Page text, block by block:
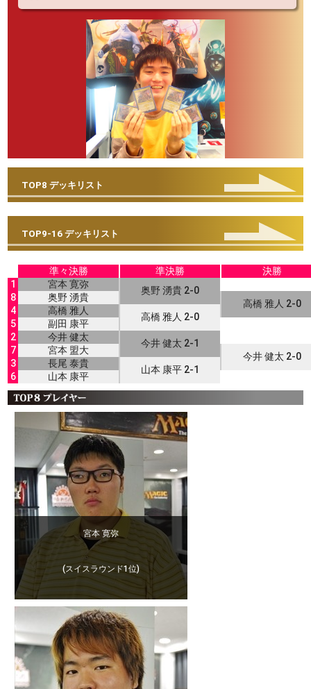
TOP8 デッキリスト
TOP9-16 デッキリスト
準々決勝 準決勝
決勝
1
宮本 寛弥
奥野 湧貴 2-0
8 奥野 湧貴
高橋 雅人 2-0
4 高橋 雅人
高橋 雅人 2-0
5
副田 康平
2
今井 健太
今井 健太 2-1
7 宮本 盟大
今井 健太 2-0
3 長尾 泰貴
山本 康平 2-1
6 山本 康平
宮本 寛弥
(スイスラウンド1位)